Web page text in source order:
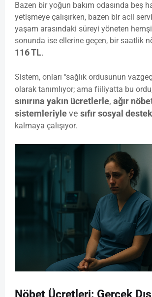
Bazen bir yoğun bakım odasında beş
yetişmeye çalışırken, bazen bir acil
yaşam arasındaki süreyi yöneten
sonunda ise ellerine geçen, bir saatlik
116 TL.
Sistem, onları "sağlık ordusunun
olarak tanımlıyor; ama fiiliyatta bu
sınırına yakın ücretlerle, ağır
sistemleriyleve sıfır sosyal
kalmaya çalışıyor.
Nöbet Ücretleri: Gerçek